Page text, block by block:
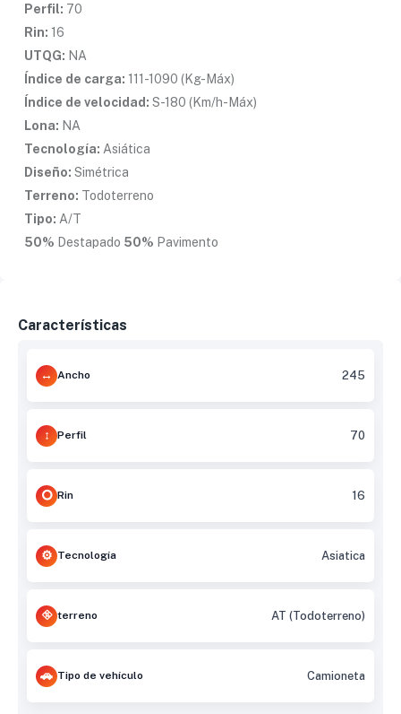
Perfil: 70
Rin: 16
UTQG: NA
Índice de carga: 111-1090 (Kg-Máx)
Índice de velocidad: S-180 (Km/h-Máx)
Lona: NA
Tecnología: Asiática
Diseño: Simétrica
Terreno: Todoterreno
Tipo: A/T
50% Destapado 50% Pavimento
Características
Ancho 245
Perfil 70
Rin 16
Tecnología Asiatica
terreno AT (Todoterreno)
Tipo de vehículo Camioneta